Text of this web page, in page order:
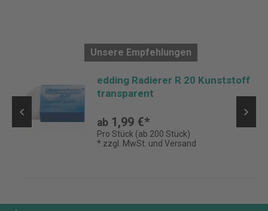
Unsere Empfehlungen
edding Radierer R 20 Kunststoff
transparent
ab 1,99 €*
Pro Stück (ab 200 Stück)
* zzgl. MwSt. und Versand